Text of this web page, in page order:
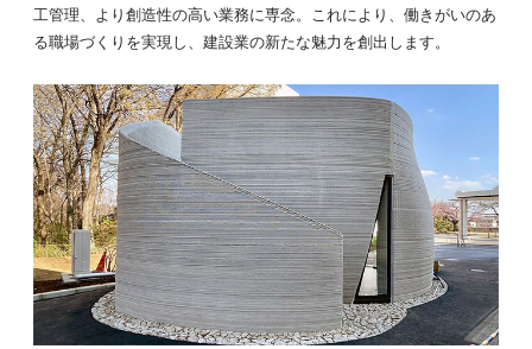
工管理、より創造性の高い業務に専念。これにより、働きがいのあ
る職場づくりを実現し、建設業の新たな魅力を創出します。